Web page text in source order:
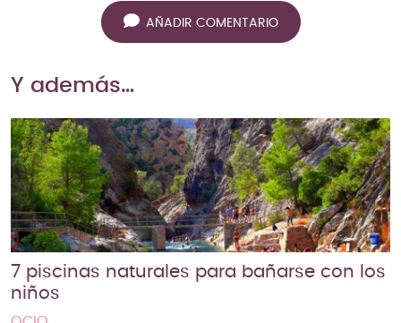
AÑADIR COMENTARIO
Y además…
7 piscinas naturales para bañarse con los
niños